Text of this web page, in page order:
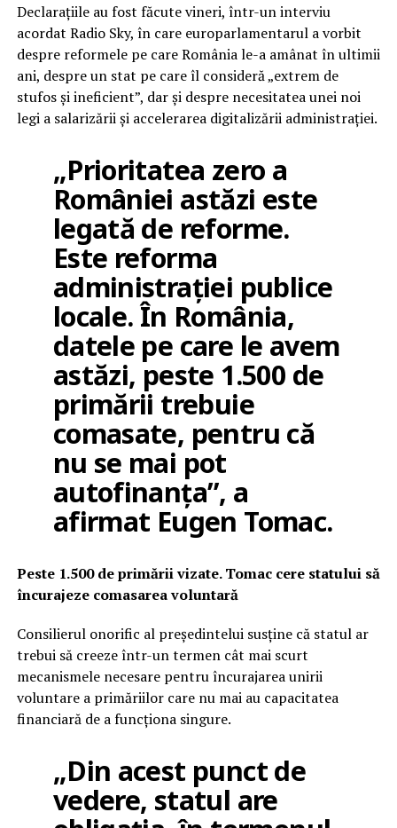
Declarațiile au fost făcute vineri, într-un interviu
acordat Radio Sky, în care europarlamentarul a vorbit
despre reformele pe care România le-a amânat în ultimii
ani, despre un stat pe care îl consideră „extrem de
stufos și ineficient”, dar și despre necesitatea unei noi
legi a salarizării și accelerarea digitalizării administrației.
„Prioritatea zero a
României astăzi este
legată de reforme.
Este reforma
administrației publice
locale. În România,
datele pe care le avem
astăzi, peste 1.500 de
primării trebuie
comasate, pentru că
nu se mai pot
autofinanța”, a
afirmat Eugen Tomac.
Peste 1.500 de primării vizate. Tomac cere statului să
încurajeze comasarea voluntară
Consilierul onorific al președintelui susține că statul ar
trebui să creeze într-un termen cât mai scurt
mecanismele necesare pentru încurajarea unirii
voluntare a primăriilor care nu mai au capacitatea
financiară de a funcționa singure.
„Din acest punct de
vedere, statul are